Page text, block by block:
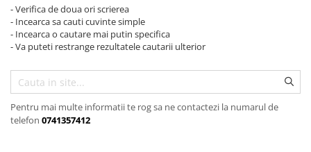
Cearceaf Pat Cu Elastic
Lenjerii de Pat Jacquard Finetat
Lenjerii de Pat Creponate –
- Verifica de doua ori scrierea
- Incearca sa cauti cuvinte simple
- Incearca o cautare mai putin specifica
- Va puteti restrange rezultatele cautarii ulterior
Pentru mai multe informatii te rog sa ne contactezi la numarul de
telefon 0741357412